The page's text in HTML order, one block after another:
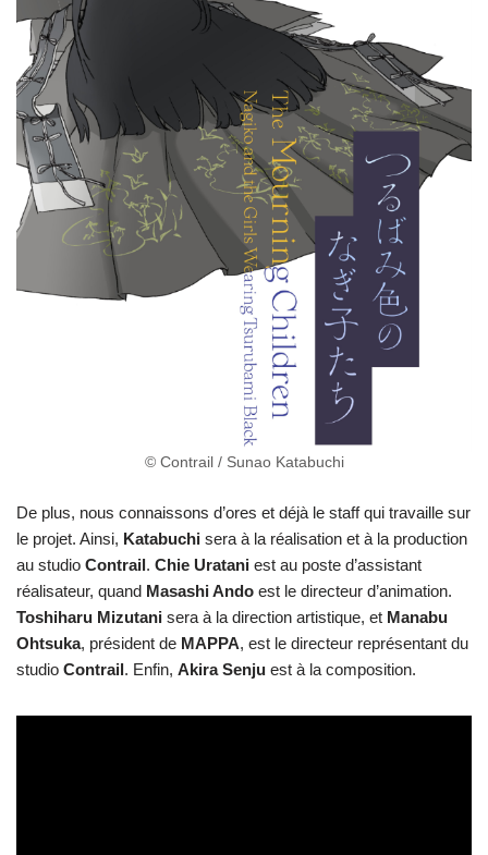
© Contrail / Sunao Katabuchi
De plus, nous connaissons d’ores et déjà le staff qui travaille sur
le projet. Ainsi, Katabuchi sera à la réalisation et à la production
au studio Contrail . Chie Uratani est au poste d’assistant
réalisateur, quand Masashi Ando est le directeur d’animation.
Toshiharu Mizutani sera à la direction artistique, et Manabu
Ohtsuka, président de MAPPA, est le directeur représentant du
studio Contrail . Enfin, Akira Senju est à la composition.